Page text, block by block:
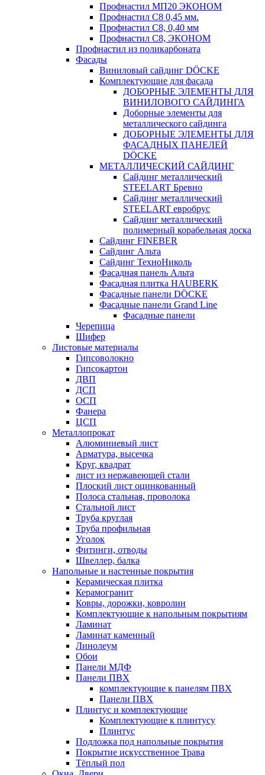
Профнастил МП20 ЭКОНОМ
Профнастил С8 0,45 мм.
Профнастил С8, 0,40 мм
Профнастил С8, ЭКОНОМ
Профнастил из поликарбоната
Фасады
Виниловый сайдинг DÖCKE
Комплектующие для фасада
ДОБОРНЫЕ ЭЛЕМЕНТЫ ДЛЯ
ВИНИЛОВОГО САЙДИНГА
Доборные элементы для
металлического сайдинга
ДОБОРНЫЕ ЭЛЕМЕНТЫ ДЛЯ
ФАСАДНЫХ ПАНЕЛЕЙ
DÖCKE
МЕТАЛЛИЧЕСКИЙ САЙДИНГ
Сайдинг металлический
STEELART Бревно
Сайдинг металлический
STEELART евробрус
Сайдинг металлический
полимерный корабельная доска
Сайдинг FINEBER
Сайдинг Альта
Сайдинг ТехноНиколь
Фасадная панель Альта
Фасадная плитка HAUBERK
Фасадные панели DÖCKE
Фасадные панели Grand Line
Фасадные панели
Черепица
Шифер
Листовые материалы
Гипсоволокно
Гипсокартон
ДВП
ДСП
ОСП
Фанера
ЦСП
Металлопрокат
Алюминиевый лист
Арматура, высечка
Круг, квадрат
лист из нержавеющей стали
Плоский лист оцинкованный
Полоса стальная, проволока
Стальной лист
Труба круглая
Труба профильная
Уголок
Фитинги, отводы
Швеллер, балка
Напольные и настенные покрытия
Керамическая плитка
Керамогранит
Ковры, дорожки, ковролин
Комплектующие к напольным покрытиям
Ламинат
Ламинат каменный
Линолеум
Обои
Панели МДФ
Панели ПВХ
комплектующие к панелям ПВХ
Панели ПВХ
Плинтус и комплектующие
Комплектующие к плинтусу
Плинтус
Подложка под напольные покрытия
Покрытие искусственное Трава
Тёплый пол